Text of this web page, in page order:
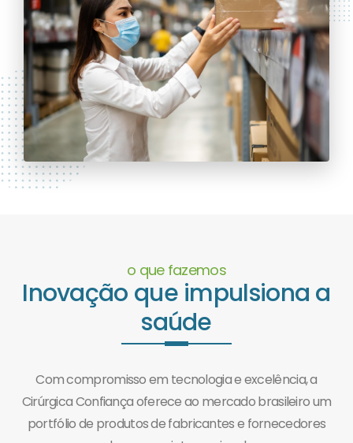
o que fazemos
Inovação que impulsiona a
saúde
Com compromisso em tecnologia e excelência, a
Cirúrgica Confiança oferece ao mercado brasileiro um
portfólio de produtos de fabricantes e fornecedores